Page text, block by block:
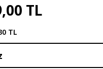
TL
TL